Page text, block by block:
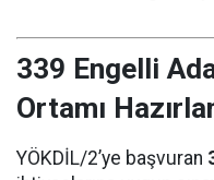
339 Engelli
Ortamı
YÖKDİL/2’ye başvuran